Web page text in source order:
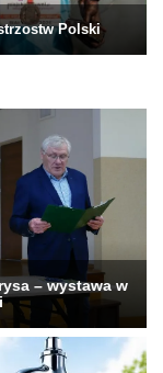
Polski
– wystawa w